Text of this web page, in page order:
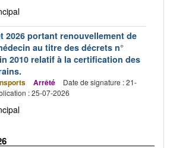
2026 portant renouvellement de
au titre des décrets n°
2010 relatif à la certification des
Arrêté
Date de signature : 21-
: 25-07-2026